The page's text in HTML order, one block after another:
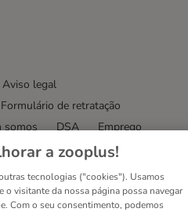
Aviso legal
Formulário de retratação
somos DSA
Emprego
Corporativoa zooplus!
tecnologias ("cookies"). Usamos
o visitante da nossa página possa navegar
Com o seu consentimento, podemos